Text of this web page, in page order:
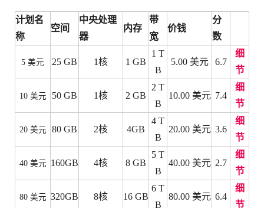
计划名
称
空间
中央处理
器
内存
带
宽
价钱
分
数
5 美元 25 GB 1核 1 GB
1 T
B
5.00 美元 6.7
细
节
10 美元 50 GB 1核 2 GB
2 T
B
10.00 美元 7.4
细
节
20 美元 80 GB 2核 4GB
4 T
B
20.00 美元 3.6
细
节
40 美元 160GB 4核 8 GB
5 T
B
40.00 美元 2.7
细
节
80 美元 320GB 8核 16 GB
6 T
B
80.00 美元 6.4
细
节